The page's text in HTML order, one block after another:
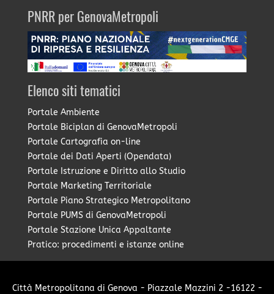
PNRR per GenovaMetropoli
Elenco siti tematici
Portale Ambiente
Portale Biciplan di GenovaMetropoli
Portale Cartografia on-line
Portale dei Dati Aperti (Opendata)
Portale Istruzione e Diritto allo Studio
Portale Marketing Territoriale
Portale Piano Strategico Metropolitano
Portale PUMS di GenovaMetropoli
Portale Stazione Unica Appaltante
Pratico: procedimenti e istanze online
Città Metropolitana di Genova - Piazzale Mazzini 2 -16122 -